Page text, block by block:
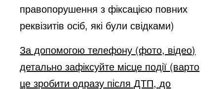
правопорушення з фіксацією повних
реквізитів осіб, які були свідками)
За допомогою телефону (фото, відео)
детально зафіксуйте місце події (варто
це зробити одразу після ДТП, до